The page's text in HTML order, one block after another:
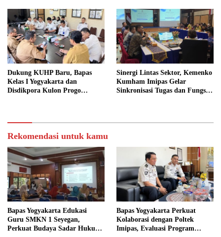
Dukung KUHP Baru, Bapas
Kelas I Yogyakarta dan
Disdikpora Kulon Progo
Sinergi Lintas Sektor, Kemenko
Kumham Imipas Gelar
Sinkronisasi Tugas dan Fungsi
Rekomendasi untuk kamu
Bapas Yogyakarta Edukasi
Guru SMKN 1 Seyegan,
Perkuat Budaya Sadar Hukum
Bapas Yogyakarta Perkuat
Kolaborasi dengan Poltek
Imipas, Evaluasi Program